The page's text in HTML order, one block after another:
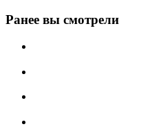
Ранее вы смотрели